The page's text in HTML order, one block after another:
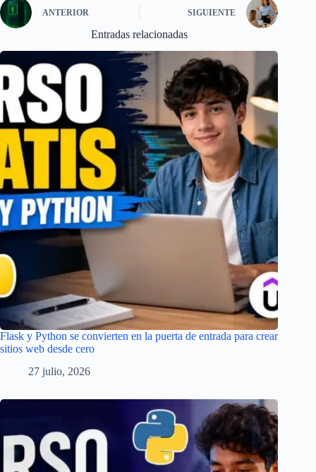
ANTERIOR SIGUIENTE
Entradas relacionadas
Flask y Python se convierten en la puerta de entrada para crear
sitios web desde cero
27 julio, 2026